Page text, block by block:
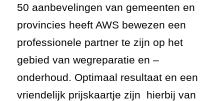
50 aanbevelingen van gemeenten en
provincies heeft AWS bewezen een
professionele partner te zijn op het
gebied van wegreparatie en –
onderhoud. Optimaal resultaat en een
vriendelijk prijskaartje zijn hierbij van